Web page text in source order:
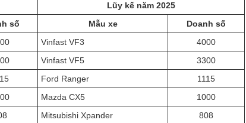
Lũy kế năm 2025
số Mẫu xe
Doanh số
Vinfast VF3
4000
Vinfast VF5
3300
Ford Ranger
1115
Mazda CX5
1000
Mitsubishi Xpander
808